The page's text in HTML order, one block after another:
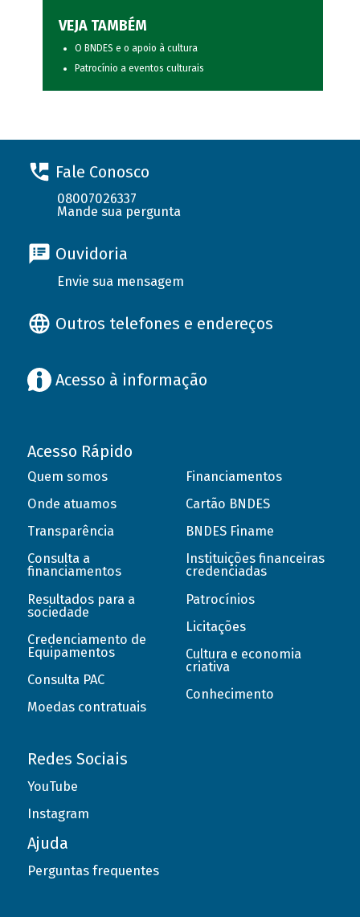
VEJA TAMBÉM
O BNDES e o apoio à cultura
Patrocínio a eventos culturais
Fale Conosco
08007026337
Mande sua pergunta
Ouvidoria
Envie sua mensagem
Outros telefones e endereços
Acesso à informação
Acesso Rápido
Quem somos
Onde atuamos
Transparência
Consulta a
financiamentos
Resultados para a
sociedade
Credenciamento de
Equipamentos
Consulta PAC
Moedas contratuais
Financiamentos
Cartão BNDES
BNDES Finame
Instituições financeiras
credenciadas
Patrocínios
Licitações
Cultura e economia
criativa
Conhecimento
Redes Sociais
YouTube
Instagram
Ajuda
Perguntas frequentes